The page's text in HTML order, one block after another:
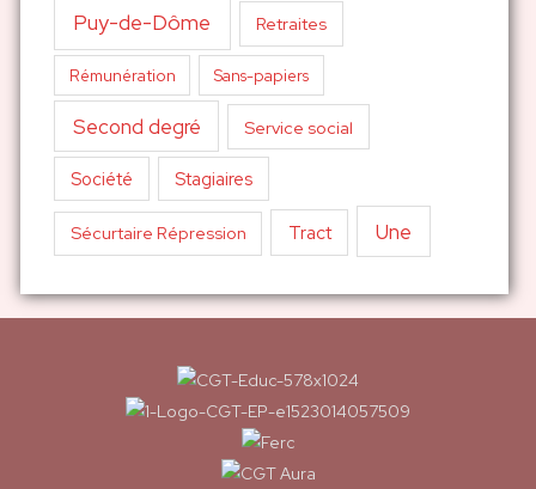
Puy-de-Dôme Retraites
Rémunération Sans-papiers
Second degré Service social
Société Stagiaires
Sécurtaire Répression Tract Une